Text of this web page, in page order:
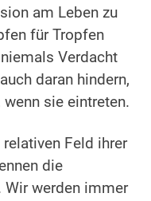
am Leben zu
für Tropfen
Verdacht
daran hindern,
wenn sie eintreten.
Feld ihrer
die
Wir werden immer